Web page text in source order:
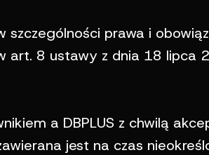
prawa i
art. 8 ustawy z dnia 18 lipca
a DBPLUS z chwilą
jest na czas